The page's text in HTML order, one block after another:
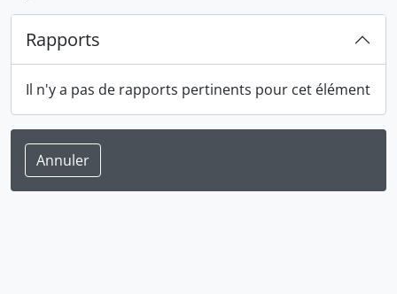
Rapports
Il n'y a pas de rapports pertinents pour cet élément
Annuler